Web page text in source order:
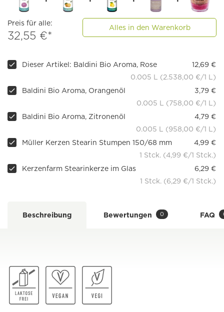
Preis für alle:
32,55 €*
Alles in den Warenkorb
Dieser Artikel: Baldini Bio Aroma, Rose
12,69 €
0.005 L (2.538,00 €/1 L)
Baldini Bio Aroma, Orangenöl
3,79 €
0.005 L (758,00 €/1 L)
Baldini Bio Aroma, Zitronenöl
4,79 €
0.005 L (958,00 €/1 L)
Müller Kerzen Stearin Stumpen 150/68 mm
4,99 €
1 Stck. (4,99 €/1 Stck.)
Kerzenfarm Stearinkerze im Glas
6,29 €
1 Stck. (6,29 €/1 Stck.)
Beschreibung Bewertungen 0 FAQ